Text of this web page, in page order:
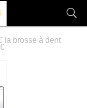
la brosse à dent